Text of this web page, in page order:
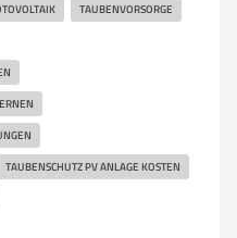
TAUBENVORSORGE
TAUBENSCHUTZ PV ANLAGE KOSTEN